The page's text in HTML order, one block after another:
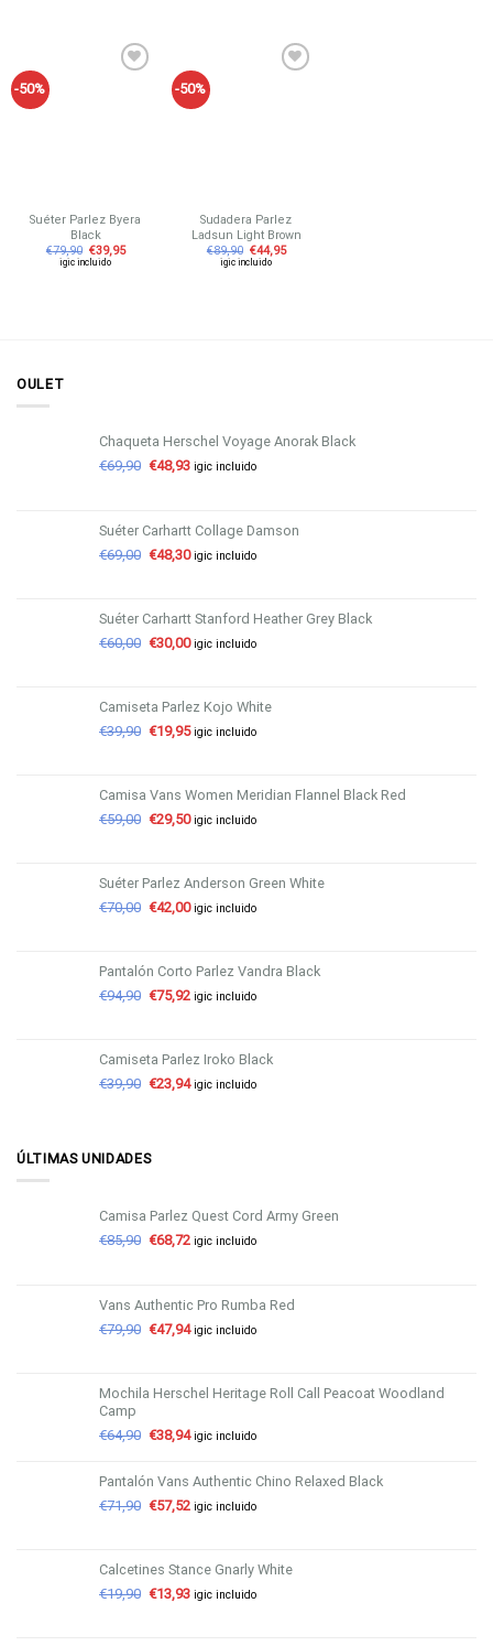
-50%
Suéter Parlez Byera
Black
€79,90 €39,95
igic incluido
-50%
Sudadera Parlez
Ladsun Light Brown
€89,90 €44,95
igic incluido
OULET
Chaqueta Herschel Voyage Anorak Black
€69,90 €48,93 igic incluido
Suéter Carhartt Collage Damson
€69,00 €48,30 igic incluido
Suéter Carhartt Stanford Heather Grey Black
€60,00 €30,00 igic incluido
Camiseta Parlez Kojo White
€39,90 €19,95 igic incluido
Camisa Vans Women Meridian Flannel Black Red
€59,00 €29,50 igic incluido
Suéter Parlez Anderson Green White
€70,00 €42,00 igic incluido
Pantalón Corto Parlez Vandra Black
€94,90 €75,92 igic incluido
Camiseta Parlez Iroko Black
€39,90 €23,94 igic incluido
ÚLTIMAS UNIDADES
Camisa Parlez Quest Cord Army Green
€85,90 €68,72 igic incluido
Vans Authentic Pro Rumba Red
€79,90 €47,94 igic incluido
Mochila Herschel Heritage Roll Call Peacoat Woodland
Camp
€64,90 €38,94 igic incluido
Pantalón Vans Authentic Chino Relaxed Black
€71,90 €57,52 igic incluido
Calcetines Stance Gnarly White
€19,90 €13,93 igic incluido